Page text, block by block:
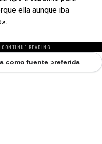
ella aunque iba
CONTINUE READING.
como fuente preferida